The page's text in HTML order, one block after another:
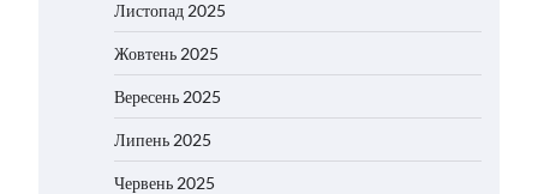
Листопад 2025
Жовтень 2025
Вересень 2025
Липень 2025
Червень 2025